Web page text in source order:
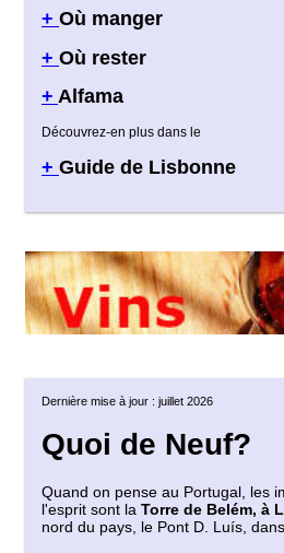
+ Où manger
+ Où rester
+ Alfama
Découvrez-en plus dans le
+ Guide de Lisbonne
Dernière mise à jour : juillet 2026
Quoi de Neuf?
Quand on pense au Portugal, les
l'esprit sont la Torre de Belém, à
nord du pays, le Pont D. Luís,